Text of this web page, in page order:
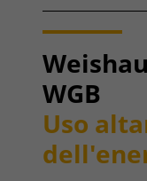
WGB
Uso